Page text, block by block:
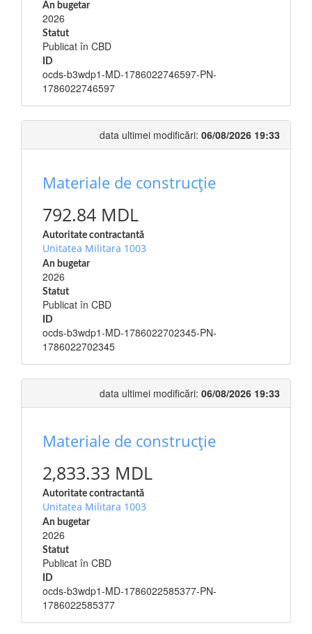
An bugetar
2026
Statut
Publicat în CBD
ID
ocds-b3wdp1-MD-1786022746597-PN-
1786022746597
data ultimei modificări: 06/08/2026 19:33
Materiale de construcție
792.84 MDL
Autoritate contractantă
Unitatea Militara 1003
An bugetar
2026
Statut
Publicat în CBD
ID
ocds-b3wdp1-MD-1786022702345-PN-
1786022702345
data ultimei modificări: 06/08/2026 19:33
Materiale de construcție
2,833.33 MDL
Autoritate contractantă
Unitatea Militara 1003
An bugetar
2026
Statut
Publicat în CBD
ID
ocds-b3wdp1-MD-1786022585377-PN-
1786022585377